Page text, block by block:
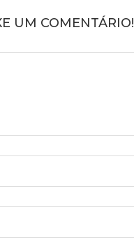
UM COMENTÁRIO!